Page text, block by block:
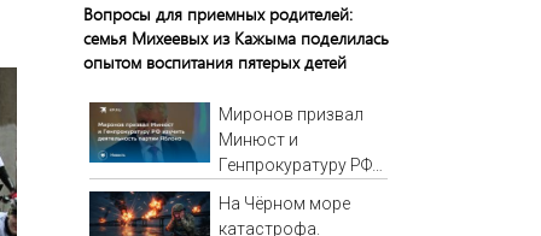
Вопросы для приемных родителей:
семья Михеевых из Кажыма поделилась
опытом воспитания пятерых детей
Миронов призвал
Минюст и
Генпрокуратуру РФ
деятельность
На Чёрном море
катастрофа.